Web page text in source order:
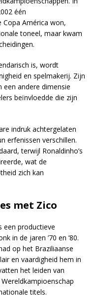
één
Copa América won,
toneel, maar kwam
is, wordt
en spelmakerij. Zijn
een andere dimensie
beïnvloedde die zijn
indruk achtergelaten
erfenissen verschillen.
terwijl Ronaldinho’s
wat de
zich kan
met Zico
een productieve
in de jaren ’70 en ’80.
op het Braziliaanse
en vaardigheid hem in
het leiden van
titels.